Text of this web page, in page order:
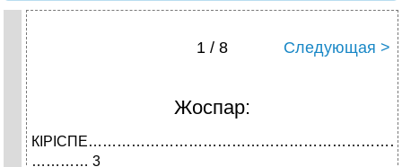
1 / 8 Следующая >
Жоспар:
………… 3